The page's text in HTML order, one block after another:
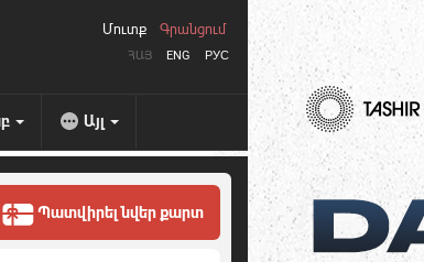
ՀԱՅ ENG РУС
Մուտք Գրանցում
Այլ
Պատվիրել նվեր քարտ